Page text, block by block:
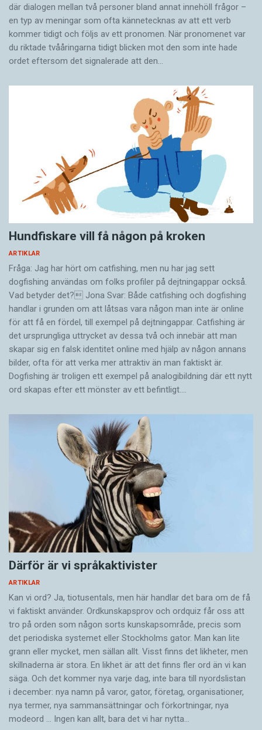
där dialogen mellan två personer bland annat innehöll frågor –
en typ av meningar som ofta kännetecknas av att ett verb
kommer tidigt och följs av ett pronomen. När pronomenet var
du riktade tvååringarna tidigt blicken mot den som inte hade
ordet eftersom det ­signalerade att den…
Hundfiskare vill få någon på kroken
ARTIKLAR
Fråga: Jag har hört om catfishing, men nu har jag sett
dogfishing användas om folks profiler på dejtningappar också.
Vad betyder det? Jona Svar: Både catfishing och dogfishing
handlar i grunden om att låtsas vara någon man inte är online
för att få en fördel, till exempel på dejtningappar. Catfishing är
det ursprungliga uttrycket av dessa två och innebär att man
skapar sig en falsk identitet online med hjälp av någon annans
bilder, ofta för att verka mer attraktiv än man faktiskt är.
Dogfishing är troligen ett exempel på analogibildning där ett nytt
ord skapas efter ett mönster av ett befintligt.…
Därför är vi språkaktivister
ARTIKLAR
Kan vi ord? Ja, tiotusentals, men här handlar det bara om de få
vi faktiskt använder. Ordkunskapsprov och ordquiz får oss att
tro på orden som någon sorts kunskapsområde, precis som
det periodiska systemet eller Stockholms gator. Man kan lite
grann eller mycket, men sällan allt. Visst finns det likheter, men
skillnaderna är stora. En likhet är att det finns fler ord än vi kan
säga. Och det kommer nya varje dag, inte bara till nyordslistan
i december: nya namn på varor, gator, företag, organisationer,
nya termer, nya samman­sättningar och förkortningar, nya
modeord … Ingen kan allt, bara det vi har nytta…